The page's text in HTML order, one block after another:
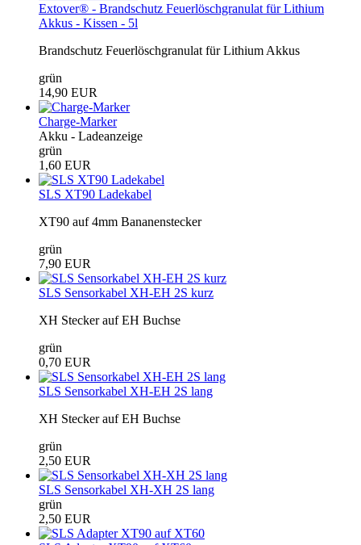
Extover® - Brandschutz Feuerlöschgranulat für Lithium
Akkus - Kissen - 5l
Brandschutz Feuerlöschgranulat für Lithium Akkus
grün
14,90 EUR
Charge-Marker
Akku - Ladeanzeige
grün
1,60 EUR
SLS XT90 Ladekabel
XT90 auf 4mm Bananenstecker
grün
7,90 EUR
SLS Sensorkabel XH-EH 2S kurz
XH Stecker auf EH Buchse
grün
0,70 EUR
SLS Sensorkabel XH-EH 2S lang
XH Stecker auf EH Buchse
grün
2,50 EUR
SLS Sensorkabel XH-XH 2S lang
grün
2,50 EUR